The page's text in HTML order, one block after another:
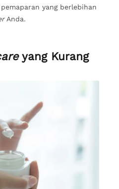
yang berlebihan
Anda.
yang Kurang